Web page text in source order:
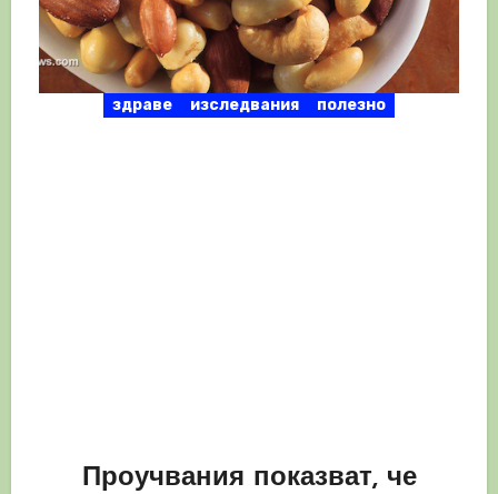
здраве изследвания полезно
Проучвания показват, че